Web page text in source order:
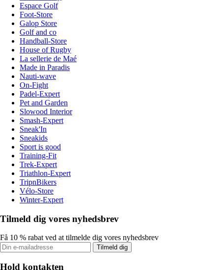
Espace Golf
Foot-Store
Galop Store
Golf and co
Handball-Store
House of Rugby
La sellerie de Maé
Made in Paradis
Nauti-wave
On-Fight
Padel-Expert
Pet and Garden
Slowood Interior
Smash-Expert
Sneak'In
Sneakids
Sport is good
Training-Fit
Trek-Expert
Triathlon-Expert
TripnBikers
Vélo-Store
Winter-Expert
Tilmeld dig vores nyhedsbrev
Få 10 % rabat ved at tilmelde dig vores nyhedsbrev
Tilmeld dig
Hold kontakten